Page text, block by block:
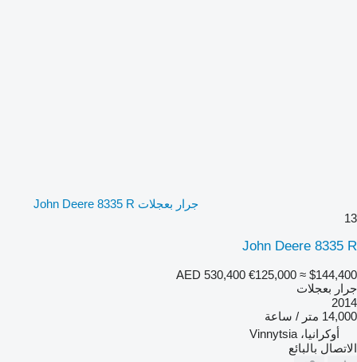
جرار بعجلات John Deere 8335 R
13
John Deere 8335 R
AED 530,400 €125,000 ≈ $144,400
جرار بعجلات
2014
14,000 متر / ساعة
أوكرانيا، Vinnytsia
الاتصال بالبائع